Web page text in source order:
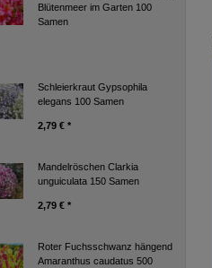
Blütenmeer im Garten 100
Samen
Schleierkraut Gypsophila
elegans 100 Samen
2,79 € *
Mandelröschen Clarkia
unguiculata 150 Samen
2,79 € *
Roter Fuchsschwanz hängend
Amaranthus caudatus 500